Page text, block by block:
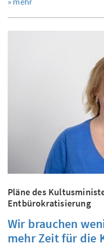
Pläne des
Entbürokratisierung
Wir brauchen
mehr Zeit für die